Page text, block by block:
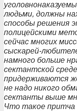
людьми, должны
способы решения
полицейскими
сейчас многих
сыскарей-
намного больше
сектантской
придерживаются
не надо никого
сектанты выше
Что такое притча